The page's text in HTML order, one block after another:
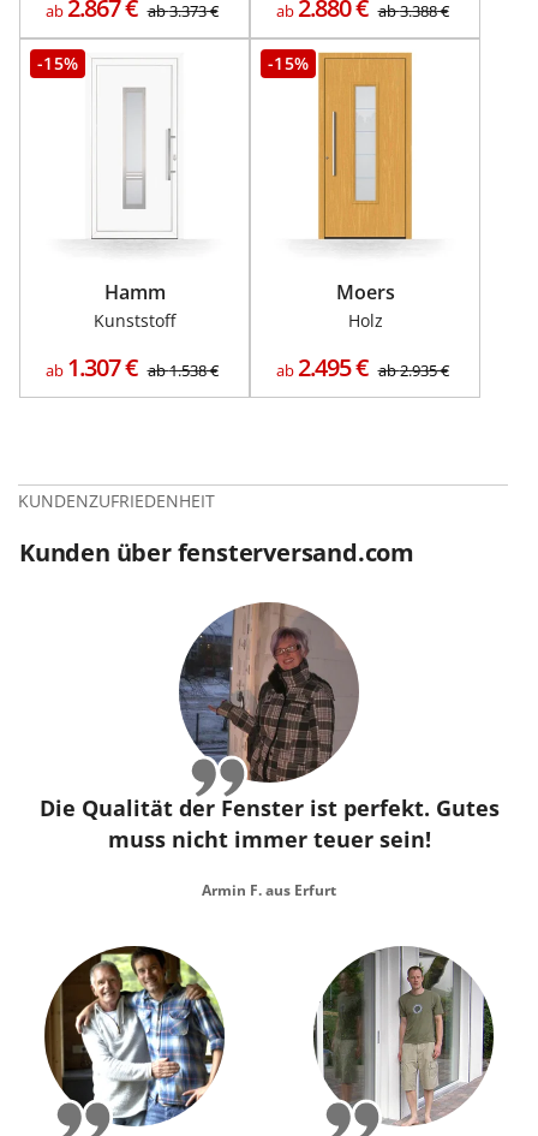
ab2.867€ ab3.373€ ab2.880€ ab3.388€
-15%
Hamm
Kunststoff
ab 1.307€ ab1.538€
-15%
Moers
Holz
ab2.495€ ab2.935€
KUNDENZUFRIEDENHEIT
Kunden über fensterversand.com
Die Qualität der Fenster ist perfekt. Gutes
muss nicht immer teuer sein!
Armin F. aus Erfurt